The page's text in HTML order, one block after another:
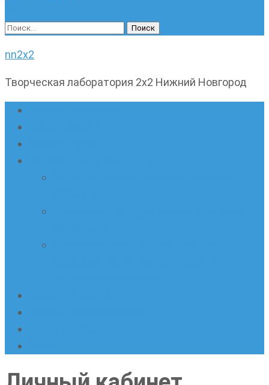
Найти:
nn2x2
Творческая лаборатория 2х2 Нижний Новгород